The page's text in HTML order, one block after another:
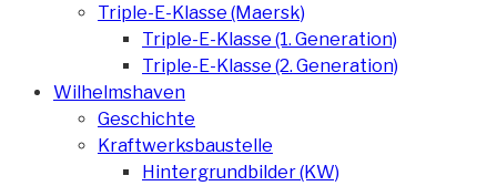
Triple-E-Klasse (Maersk)
Triple-E-Klasse (1. Generation)
Triple-E-Klasse (2. Generation)
Wilhelmshaven
Geschichte
Kraftwerksbaustelle
Hintergrundbilder (KW)